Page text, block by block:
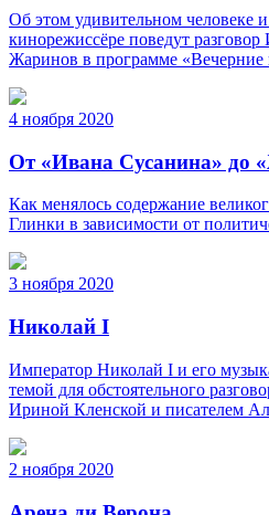
Об этом удивительном человеке
кинорежиссёре поведут
Жаринов в программе «Вечерние
4 ноября 2020
От «Ивана Сусанина» до
Как менялось содержание
Глинки в зависимости от
3 ноября 2020
Николай I
Император Николай I и его
темой для обстоятельного
Ириной Кленской и писателем
2 ноября 2020